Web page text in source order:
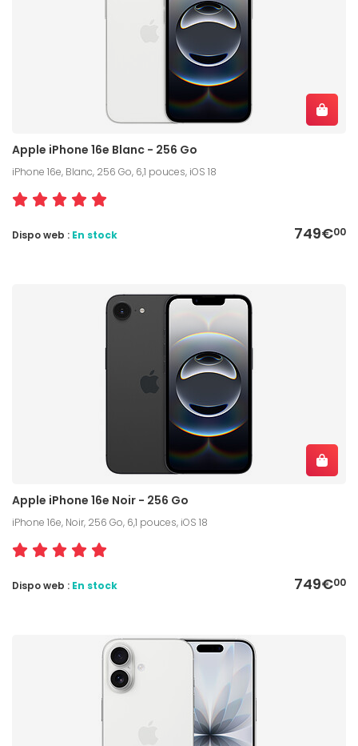
Apple iPhone 16e Blanc - 256 Go
iPhone 16e, Blanc, 256 Go, 6,1 pouces, iOS 18
749€00
Dispo web : En stock
Apple iPhone 16e Noir - 256 Go
iPhone 16e, Noir, 256 Go, 6,1 pouces, iOS 18
749€00
Dispo web : En stock